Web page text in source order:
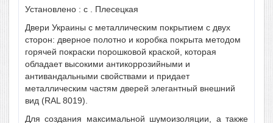
Установлено : с . Плесецкая
Двери Украины с металлическим покрытием с двух
сторон: дверное полотно и коробка покрыта методом
горячей покраски порошковой краской, которая
обладает высокими антикоррозийными и
антивандальными свойствами и придает
металлическим частям дверей элегантный внешний
вид (RAL 8019).
Для создания максимальной шумоизоляции, а также